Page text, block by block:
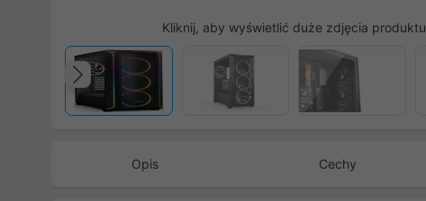
Kliknij, aby wyświetlić duże zdjęcia produktu
Poprzedni
Opis Cechy